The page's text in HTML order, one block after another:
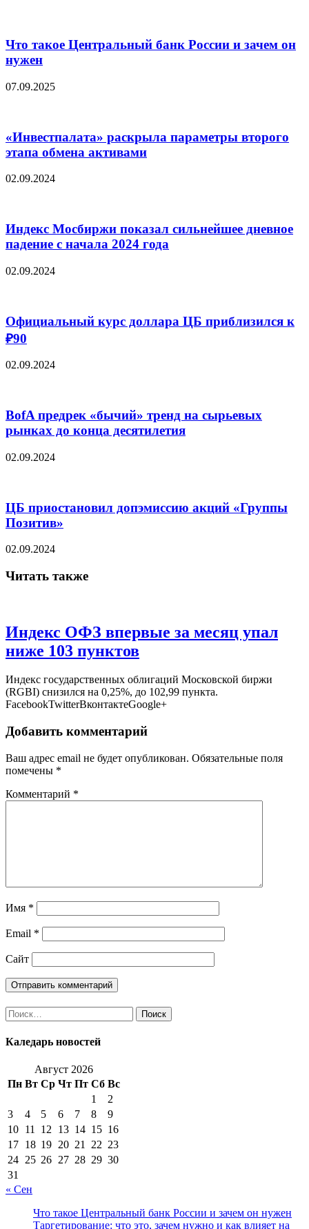
Что такое Центральный банк России и зачем он
нужен
07.09.2025
«Инвестпалата» раскрыла параметры второго
этапа обмена активами
02.09.2024
Индекс Мосбиржи показал сильнейшее дневное
падение с начала 2024 года
02.09.2024
Официальный курс доллара ЦБ приблизился к
₽90
02.09.2024
BofA предрек «бычий» тренд на сырьевых
рынках до конца десятилетия
02.09.2024
ЦБ приостановил допэмиссию акций «Группы
Позитив»
02.09.2024
Читать также
Индекс ОФЗ впервые за месяц упал
ниже 103 пунктов
Индекс государственных облигаций Московской биржи
(RGBI) снизился на 0,25%, до 102,99 пункта.
FacebookTwitterВконтактеGoogle+
Добавить комментарий
Ваш адрес email не будет опубликован. Обязательные поля
помечены *
Комментарий *
Имя *
Email *
Сайт
Найти:
Каледарь новостей
Август 2026
Пн Вт Ср Чт Пт Сб Вс
1
2
3
4 5 6 7 8
9
10 11 12 13 14 15 16
17 18 19 20 21 22 23
24 25 26 27 28 29 30
31
« Сен
Что такое Центральный банк России и зачем он нужен
Таргетирование: что это, зачем нужно и как влияет на